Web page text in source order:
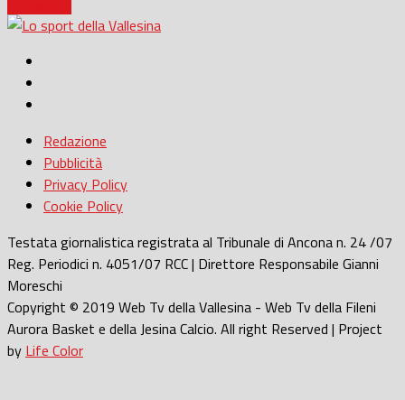
Redazione
Pubblicità
Privacy Policy
Cookie Policy
Testata giornalistica registrata al Tribunale di Ancona n. 24 /07
Reg. Periodici n. 4051/07 RCC | Direttore Responsabile Gianni
Moreschi
Copyright © 2019 Web Tv della Vallesina - Web Tv della Fileni
Aurora Basket e della Jesina Calcio. All right Reserved | Project
by Life Color